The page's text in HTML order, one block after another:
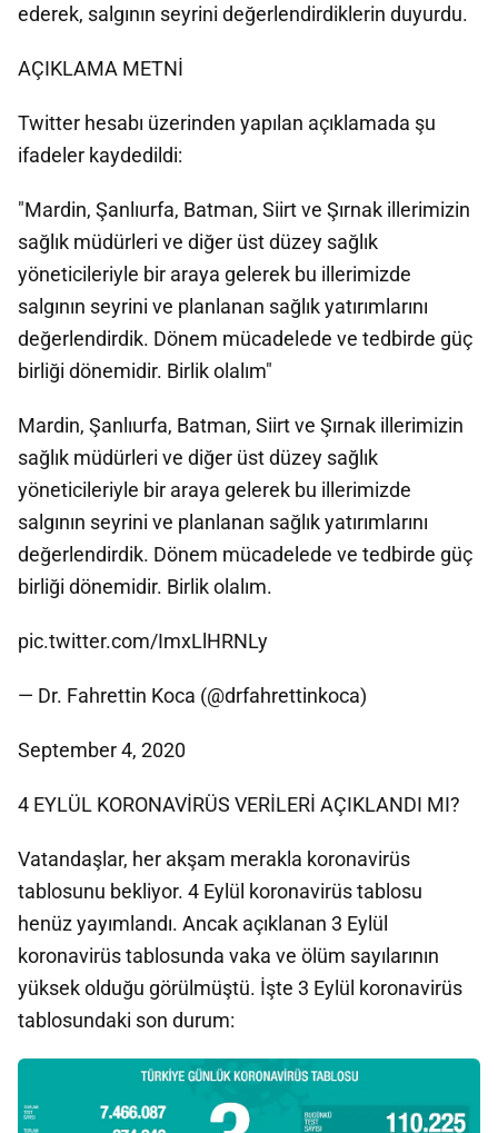
ederek, salgının seyrini değerlendirdiklerin duyurdu.
AÇIKLAMA METNİ
Twitter hesabı üzerinden yapılan açıklamada şu
ifadeler kaydedildi:
"Mardin, Şanlıurfa, Batman, Siirt ve Şırnak illerimizin
sağlık müdürleri ve diğer üst düzey sağlık
yöneticileriyle bir araya gelerek bu illerimizde
salgının seyrini ve planlanan sağlık yatırımlarını
değerlendirdik. Dönem mücadelede ve tedbirde güç
birliği dönemidir. Birlik olalım"
Mardin, Şanlıurfa, Batman, Siirt ve Şırnak illerimizin
sağlık müdürleri ve diğer üst düzey sağlık
yöneticileriyle bir araya gelerek bu illerimizde
salgının seyrini ve planlanan sağlık yatırımlarını
değerlendirdik. Dönem mücadelede ve tedbirde güç
birliği dönemidir. Birlik olalım.
pic.twitter.com/ImxLlHRNLy
— Dr. Fahrettin Koca (@drfahrettinkoca)
September 4, 2020
4 EYLÜL KORONAVİRÜS VERİLERİ AÇIKLANDI MI?
Vatandaşlar, her akşam merakla koronavirüs
tablosunu bekliyor. 4 Eylül koronavirüs tablosu
henüz yayımlandı. Ancak açıklanan 3 Eylül
koronavirüs tablosunda vaka ve ölüm sayılarının
yüksek olduğu görülmüştü. İşte 3 Eylül koronavirüs
tablosundaki son durum: